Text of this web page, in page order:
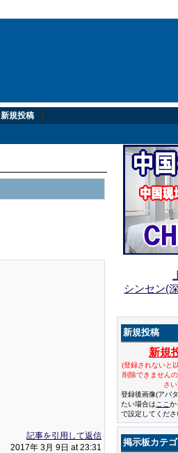
新規投稿
記事を引用して返信
2017年 3月 9日 at 23:31
シンセン(
新規投稿
新規
(登録されないと
削除できません
さい
登録後画像(アバ
たい場合は ここか
で設定してくださ
掲示板カテ